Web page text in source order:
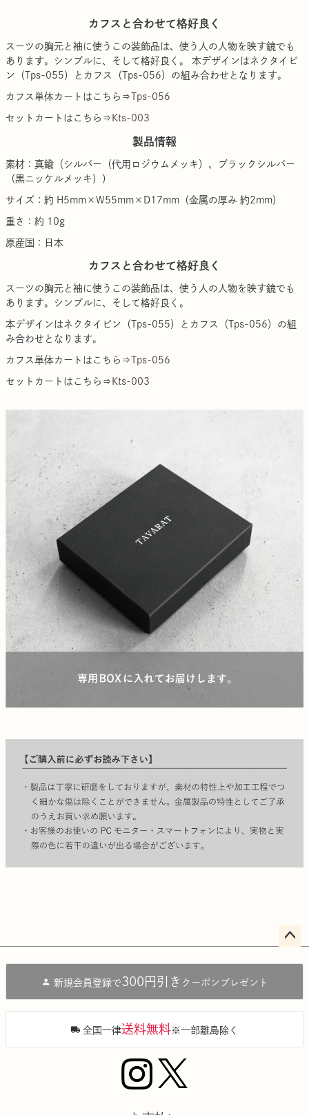
カフスと合わせて格好良く
スーツの胸元と袖に使うこの装飾品は、使う人の人物を映す鏡でも
あります。シンプルに、そして格好良く。 本デザインはネクタイピ
ン（Tps-055）とカフス（Tps-056）の組み合わせとなります。
カフス単体カートはこちら ⇒Tps-056
セットカートはこちら ⇒Kts-003
製品情報
素材：真鍮（シルバー（代用ロジウムメッキ）、ブラックシルバー
（黒ニッケルメッキ））
サイズ：約 H5mm×W55mm×D17mm（金属の厚み 約2mm）
重さ：約 10g
原産国：日本
カフスと合わせて格好良く
スーツの胸元と袖に使うこの装飾品は、使う人の人物を映す鏡でも
あります。シンプルに、そして格好良く。
本デザインはネクタイピン（Tps-055）とカフス（Tps-056）の組
み合わせとなります。
カフス単体カートはこちら ⇒Tps-056
セットカートはこちら ⇒Kts-003
へ
新規会員登録で300円引き クーポンプレゼント
全国一律送料無料※一部離島除く